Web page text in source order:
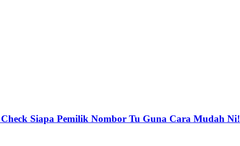
Siapa Pemilik Nombor Tu Guna Cara Mudah Ni!